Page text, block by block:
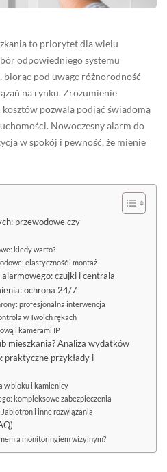
to priorytet dla wielu
odpowiedniego systemu
pod uwagę różnorodność
na rynku. Zrozumienie
pozwala podjąć świadomą
Nowoczesny alarm do
w spokój i pewność, że mienie
przewodowe czy
kiedy warto?
elastyczność i montaż
czujki i centrala
ochrona 24/7
profesjonalna interwencja
w Twoich rękach
i kamerami IP
mieszkania? Analiza wydatków
praktyczne przykłady i
w bloku i kamienicy
kompleksowe zabezpieczenia
i inne rozwiązania
a monitoringiem wizyjnym?